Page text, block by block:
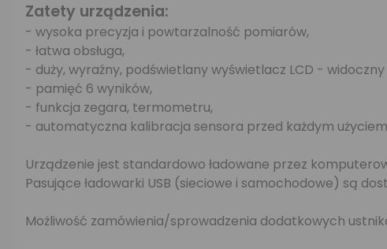
Zatety urządzenia:
- wysoka precyzja i powtarzalność pomiarów,
- łatwa obsługa,
- duży, wyraźny, podświetlany wyświetlacz LCD - widoczny
- pamięć 6 wyników,
- funkcja zegara, termometru,
- automatyczna kalibracja sensora przed każdym
Urządzenie jest standardowo ładowane przez
Pasujące ładowarki USB (sieciowe i samochodowe) są
Możliwość zamówienia/sprowadzenia dodatkowych